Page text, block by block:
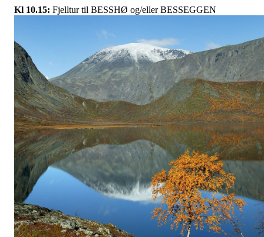
Kl 10.15: Fjelltur til BESSHØ og/eller BESSEGGEN